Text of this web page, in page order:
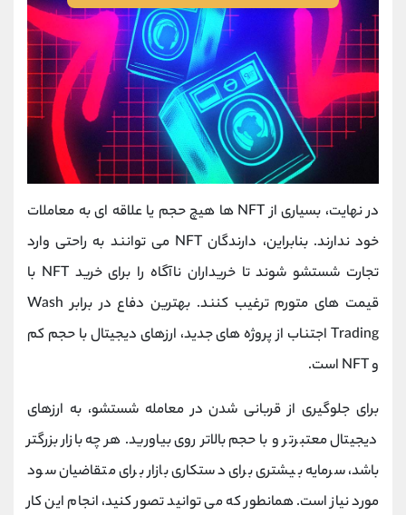
در نهایت، بسیاری از NFT ها هیچ حجم یا علاقه ای به معاملات
خود ندارند. بنابراین، دارندگان NFT می توانند به راحتی وارد
تجارت شستشو شوند تا خریداران ناآگاه را برای خرید NFT با
قیمت های متورم ترغیب کنند. بهترین دفاع در برابر Wash
Trading اجتناب از پروژه های جدید، ارزهای دیجیتال با حجم کم
و NFT است.
برای جلوگیری از قربانی شدن در معامله شستشو، به ارزهای
دیجیتال معتبرتر و با حجم بالاتر روی بیاورید. هر چه بازار بزرگتر
باشد، سرمایه بیشتری برای دستکاری بازار برای متقاضیان سود
مورد نیاز است. همانطور که می توانید تصور کنید، انجام این کار